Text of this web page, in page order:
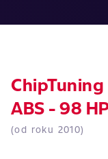
ChipTuning
ABS - 98
(od roku 2010)